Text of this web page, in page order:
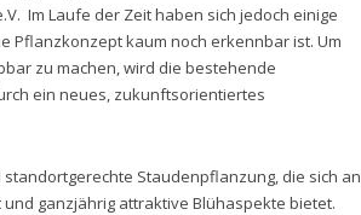
Im Laufe der Zeit haben sich jedoch einige
Pflanzkonzept kaum noch erkennbar ist. Um
zu machen, wird die bestehende
ein neues, zukunftsorientiertes
Staudenpflanzung, die sich an
ganzjährig attraktive Blühaspekte bietet.